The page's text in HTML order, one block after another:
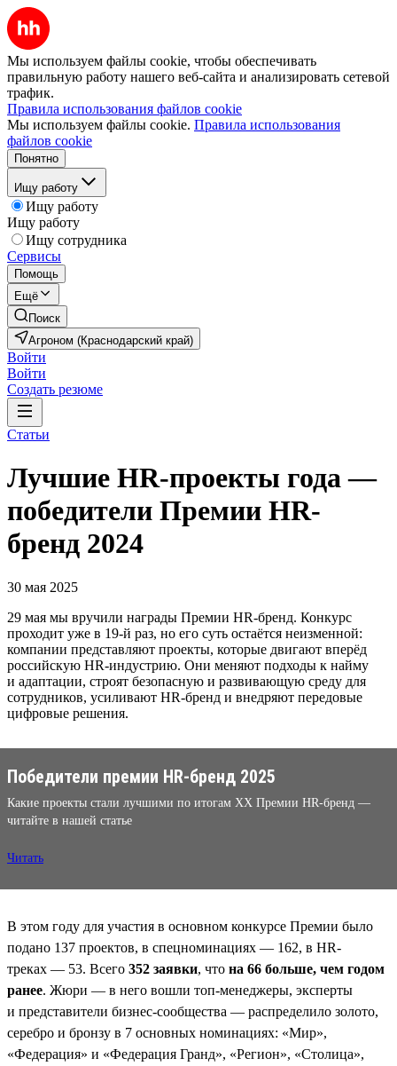
Мы используем файлы cookie, чтобы обеспечивать
правильную работу нашего веб-сайта и анализировать сетевой
трафик.
Правила использования файлов cookie
Мы используем файлы cookie. Правила использования
файлов cookie
Понятно
Ищу работу
Ищу работу
Ищу работу
Ищу сотрудника
Сервисы
Помощь
Ещё
Поиск
Агроном (Краснодарский край)
Войти
Войти
Создать резюме
Статьи
Лучшие HR-проекты года —
победители Премии HR-
бренд 2024
30 мая 2025
29 мая мы вручили награды Премии HR-бренд. Конкурс
проходит уже в 19-й раз, но его суть остаётся неизменной:
компании представляют проекты, которые двигают вперёд
российскую HR-индустрию. Они меняют подходы к найму
и адаптации, строят безопасную и развивающую среду для
сотрудников, усиливают HR-бренд и внедряют передовые
цифровые решения.
Победители премии HR-бренд 2025
Какие проекты стали лучшими по итогам XX Премии HR-бренд —
читайте в нашей статье
Читать
В этом году для участия в основном конкурсе Премии было
подано 137 проектов, в спецноминациях — 162, в HR-
треках — 53. Всего 352 заявки, что на 66 больше, чем годом
ранее. Жюри — в него вошли топ-менеджеры, эксперты
и представители бизнес-сообщества — распределило золото,
серебро и бронзу в 7 основных номинациях: «Мир»,
«Федерация» и «Федерация Гранд», «Регион», «Столица»,